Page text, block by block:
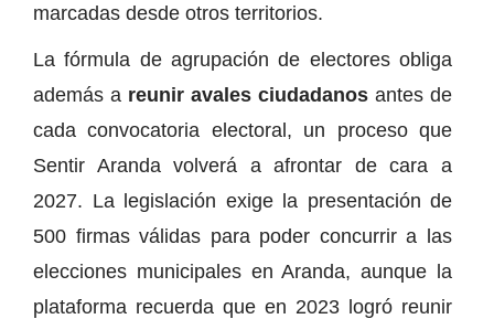
marcadas desde otros territorios.
La fórmula de agrupación de electores obliga
además a reunir avales ciudadanos antes de
cada convocatoria electoral, un proceso que
Sentir Aranda volverá a afrontar de cara a
2027. La legislación exige la presentación de
500 firmas válidas para poder concurrir a las
elecciones municipales en Aranda, aunque la
plataforma recuerda que en 2023 logró reunir